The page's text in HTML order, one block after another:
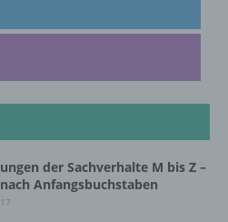
der Sachverhalte M bis Z –
Anfangsbuchstaben
die Verwendung,
Übermittlung,
andere Form der
Vernichtung.
der Verarbeitung
Verarbeitung ist die